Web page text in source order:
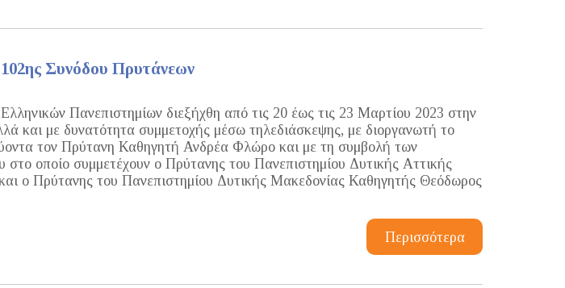
Συνόδου Πρυτάνεων
Πανεπιστημίων διεξήχθη από τις 20 έως τις 23 Μαρτίου 2023 στην
και με δυνατότητα συμμετοχής μέσω τηλεδιάσκεψης, με διοργανωτή το
τον Πρύτανη Καθηγητή Ανδρέα Φλώρο και με τη συμβολή των
οποίο συμμετέχουν ο Πρύτανης του Πανεπιστημίου Δυτικής Αττικής
ο Πρύτανης του Πανεπιστημίου Δυτικής Μακεδονίας Καθηγητής Θεόδωρος
Περισσότερα